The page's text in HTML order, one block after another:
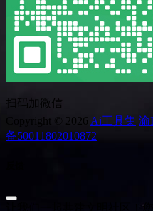
扫码加微信
Copyright © 2026 Ai工具集 渝
备50011802010872
让我们一起共建文明社区！